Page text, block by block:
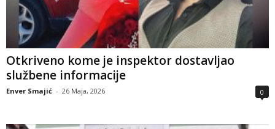
Otkriveno kome je inspektor dostavljao
službene informacije
Enver Smajić - 26 Maja, 2026 0